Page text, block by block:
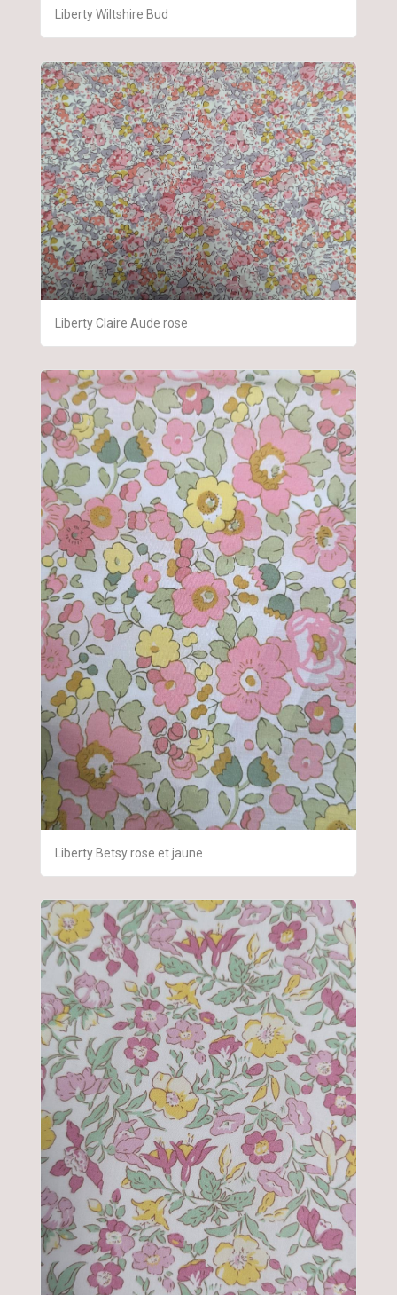
Liberty Wiltshire Bud
Liberty Claire Aude rose
Liberty Betsy rose et jaune